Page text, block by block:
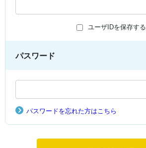
ユーザIDを保存する
パスワード
パスワードを忘れた方はこちら